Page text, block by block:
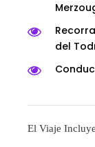
del
El Viaje Incluye